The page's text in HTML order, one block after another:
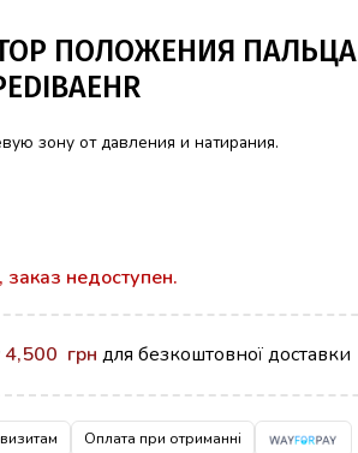
ПОЛОЖЕНИЯ ПАЛЬЦА
зону от давления и натирания.
заказ недоступен.
4,500 грн для безкоштовної доставки
Оплата при отриманні